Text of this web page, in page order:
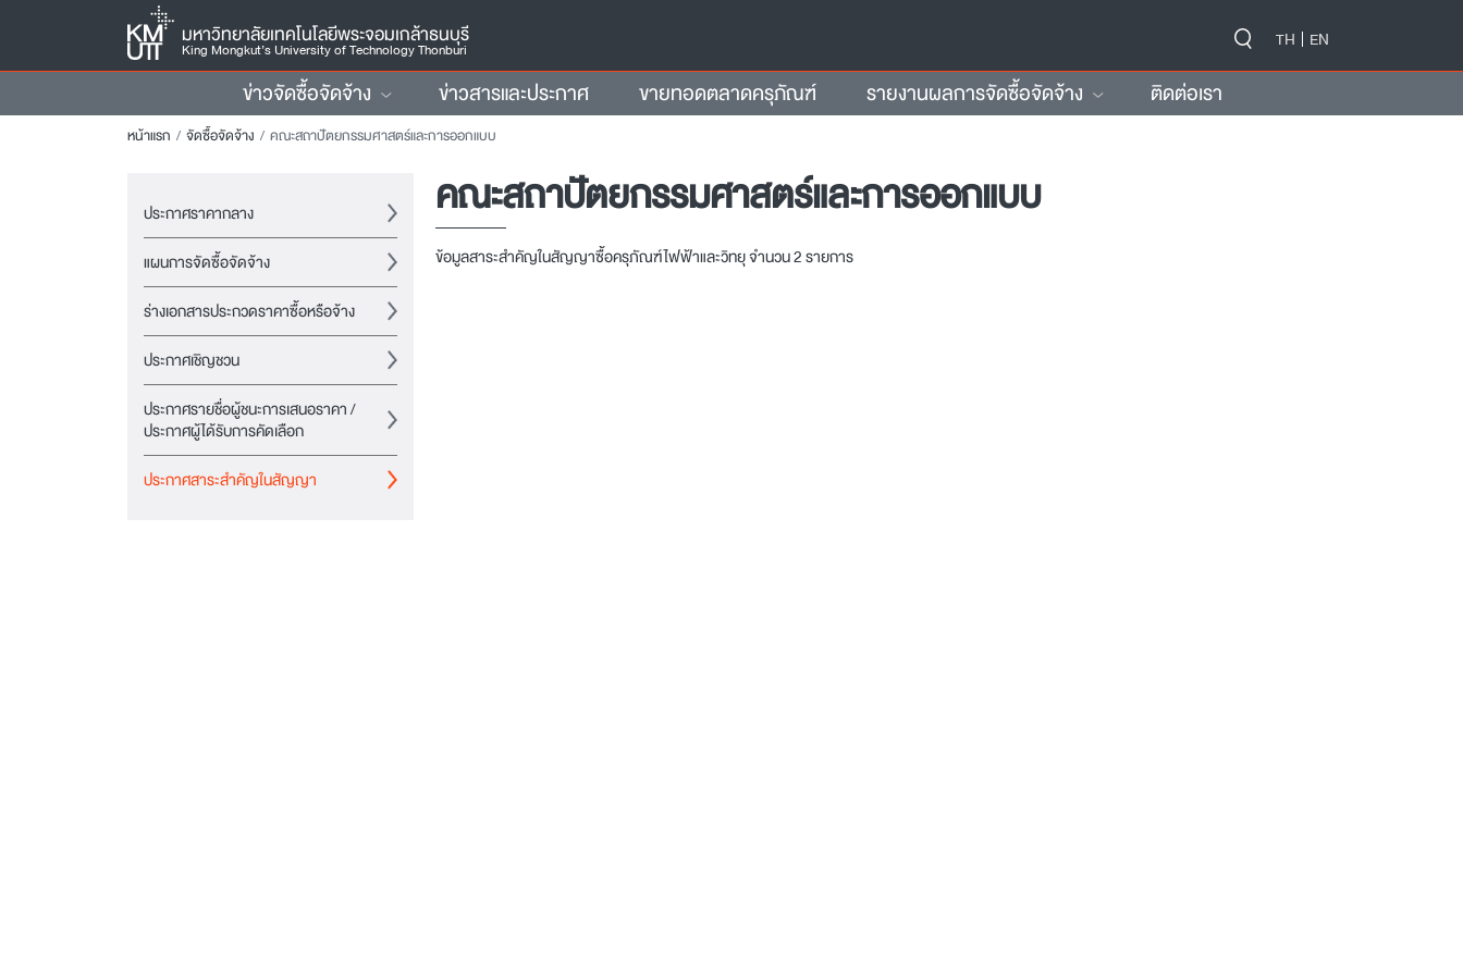
มหาวิทยาลัยเทคโนโลยีพระจอมเกล้าธนบุรี
King Mongkut’s University of Technology Thonburi
TH
EN
ข่าวจัดซื้อจัดจ้าง ข่าวสารและประกาศ ขายทอดตลาดครุภัณฑ์ รายงานผลการจัดซื้อจัดจ้าง ติดต่อเรา
หน้าแรก จัดซื้อจัดจ้าง คณะสถาปัตยกรรมศาสตร์และการออกแบบ
ประกาศราคากลาง
แผนการจัดซื้อจัดจ้าง
ร่างเอกสารประกวดราคาซื้อหรือจ้าง
ประกาศเชิญชวน
ประกาศรายชื่อผู้ชนะการเสนอราคา /
ประกาศผู้ได้รับการคัดเลือก
ประกาศสาระสำคัญในสัญญา
คณะสถาปัตยกรรมศาสตร์และการออกแบบ
ข้อมูลสาระสำคัญในสัญญาซื้อครุภัณฑ์ไฟฟ้าและวิทยุ จำนวน 2 รายการ